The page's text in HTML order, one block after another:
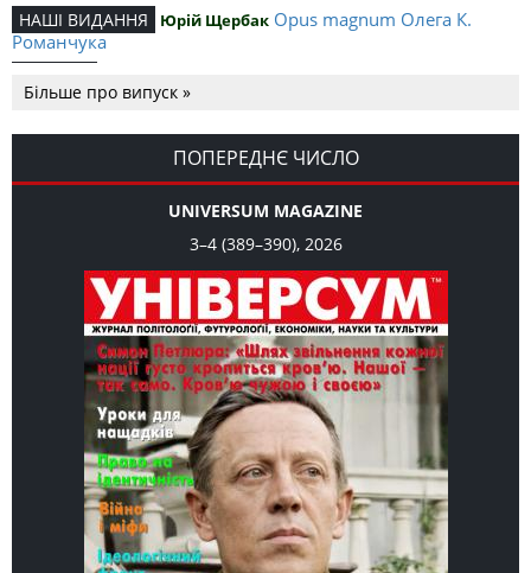
НАШІ ВИДАННЯ Юрій Щербак Opus magnum Олега К.
Романчука
Романчука
Editorial Oleh K. Romanchuk Журавель і синиця як
уособлення української політстратегії й тактики
Більше про випуск »
ПОПЕРЕДНЄ ЧИСЛО
UNIVERSUM MAGAZINE
3–4 (389–390), 2026